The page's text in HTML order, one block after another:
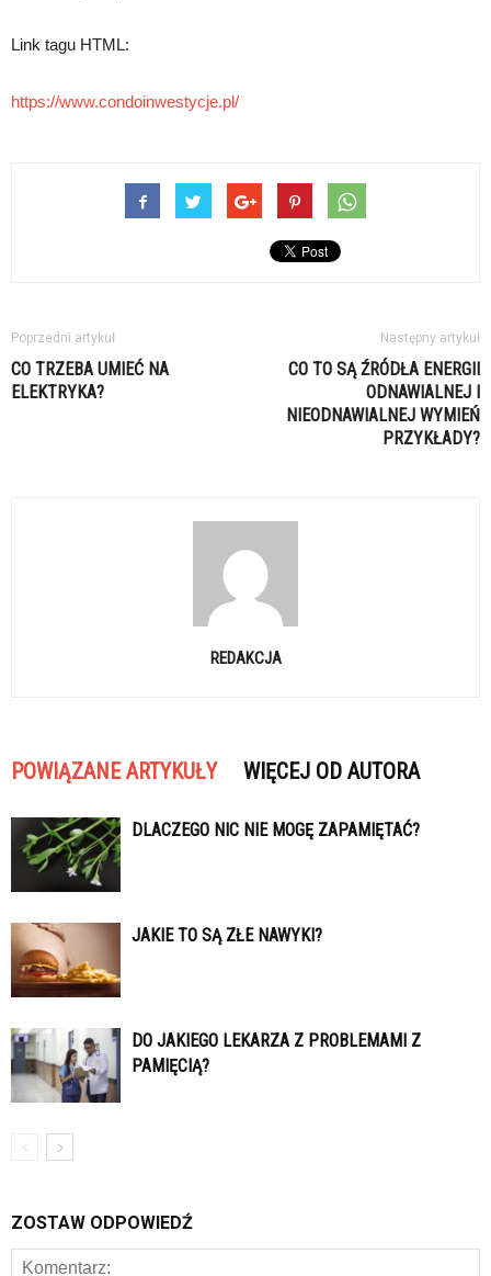
Link tagu HTML:
https://www.condoinwestycje.pl/
Poprzedni artykuł
CO TRZEBA UMIEĆ NA
ELEKTRYKA?
Następny artykuł
CO TO SĄ ŹRÓDŁA ENERGII
ODNAWIALNEJ I
NIEODNAWIALNEJ WYMIEŃ
PRZYKŁADY?
REDAKCJA
POWIĄZANE ARTYKUŁY WIĘCEJ OD AUTORA
DLACZEGO NIC NIE MOGĘ ZAPAMIĘTAĆ?
JAKIE TO SĄ ZŁE NAWYKI?
DO JAKIEGO LEKARZA Z PROBLEMAMI Z
PAMIĘCIĄ?
ZOSTAW ODPOWIEDŹ